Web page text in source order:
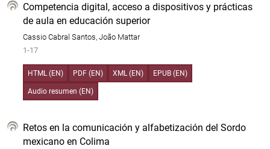
Competencia digital, acceso a dispositivos y prácticas
de aula en educación superior
Cassio Cabral Santos, João Mattar
1-17
HTML (EN) PDF (EN) XML (EN) EPUB (EN)
Audio resumen (EN)
Retos en la comunicación y alfabetización del Sordo
mexicano en Colima